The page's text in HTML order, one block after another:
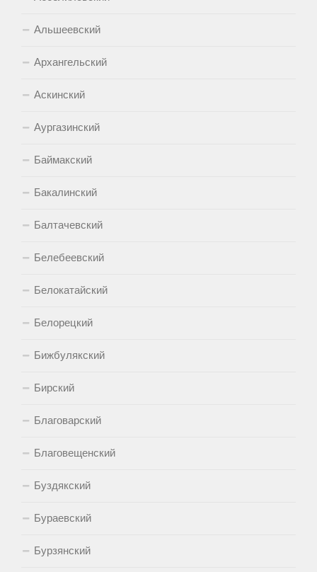
Альшеевский
Архангельский
Аскинский
Аургазинский
Баймакский
Бакалинский
Балтачевский
Белебеевский
Белокатайский
Белорецкий
Бижбулякский
Бирский
Благоварский
Благовещенский
Буздякский
Бураевский
Бурзянский